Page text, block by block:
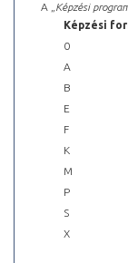
A „ Képzési
Képzési
0
A
B
E
F
K
M
P
S
X